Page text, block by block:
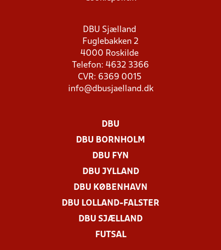
DBU Sjælland
Fuglebakken 2
4000 Roskilde
Telefon: 4632 3366
CVR: 6369 0015
info@dbusjaelland.dk
DBU
DBU BORNHOLM
DBU FYN
DBU JYLLAND
DBU KØBENHAVN
DBU LOLLAND-FALSTER
DBU SJÆLLAND
FUTSAL